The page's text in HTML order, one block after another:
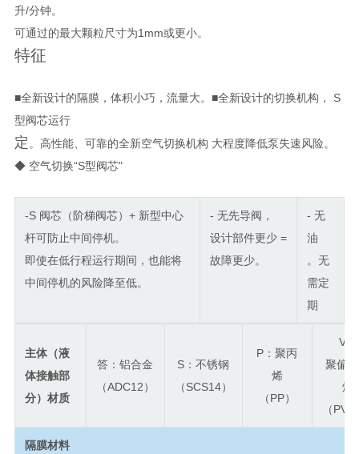
升/分钟。
可通过的最大颗粒尺寸为1mm或更小。
特征
■全新设计的隔膜，体积小巧，流量大。■全新设计的切换机构， S
型阀芯运行
定 。高性能、可靠的全新空气切换机构 大程度降低泵失速风险。
◆ 空气切换“S型阀芯"
-S 阀芯（阶梯阀芯）+ 新型中心
杆可防止中间停机。
即使在低行程运行期间，也能将
中间停机的风险降至低。
- 无先导阀，
设计部件更少 =
故障更少。
- 无
油
。无
需定
期
主体（液
体接触部
分）材质
答：铝合金
（ADC12）
S：不锈钢
（SCS14）
P：聚丙
烯
（PP）
V：
聚偏
烯
（
隔膜材料